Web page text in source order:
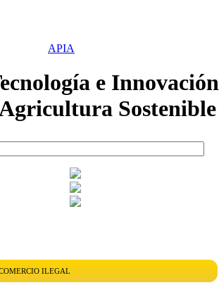
APIA
e Innovación
Sostenible
ILEGAL